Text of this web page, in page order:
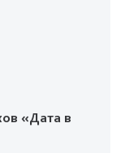
«Дата в